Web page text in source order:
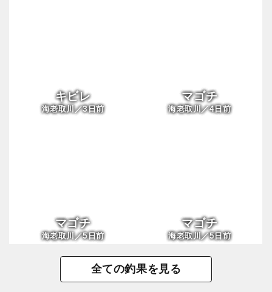
キビレ
海老取川／3日前
マゴチ
海老取川／4日前
マゴチ
海老取川／5日前
マゴチ
海老取川／5日前
全ての釣果を見る